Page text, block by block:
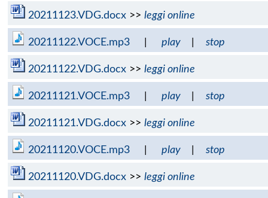
20211123.VDG.docx >> leggi online
20211122.VOCE.mp3 play stop
20211122.VDG.docx >> leggi online
20211121.VOCE.mp3 play stop
20211121.VDG.docx >> leggi online
20211120.VOCE.mp3 play stop
20211120.VDG.docx >> leggi online